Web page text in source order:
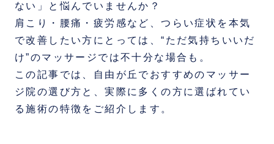
ない」と悩んでいませんか？
肩こり・腰痛・疲労感など、つらい症状を本気
で改善したい方にとっては、“ただ気持ちいいだ
け”のマッサージでは不十分な場合も。
この記事では、自由が丘でおすすめのマッサー
ジ院の選び方と、実際に多くの方に選ばれてい
る施術の特徴をご紹介します。